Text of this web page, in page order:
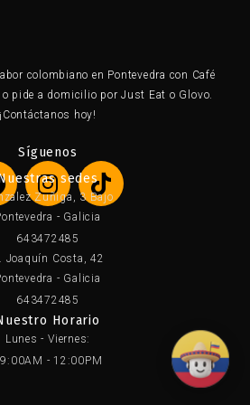
colombiano en Pontevedra con Café
pide a domicilio por Just Eat o Glovo.
¡Contáctanos hoy!
Síguenos
I
n
s
t
a
g
r
a
m
T
i
o
sedes
Zuñiga, 3 Bajo
- Galicia
643472485
Joaquín Costa, 42
- Galicia
643472485
Horario
Lunes - Viernes:
- 12:00PM